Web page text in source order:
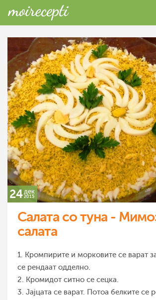
24дек
2015
Салата со туна -
салата
1. Кромпирите и морковите се варат
се рендаат одделно.
2. Кромидот ситно се сецка.
3. Јајцата се варат. Потоа белките се